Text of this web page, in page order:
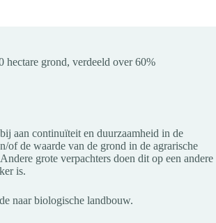
hectare grond, verdeeld over 60%
aan continuïteit en duurzaamheid in de
of de waarde van de grond in de agrarische
grote verpachters doen dit op een andere
is.
naar biologische landbouw.